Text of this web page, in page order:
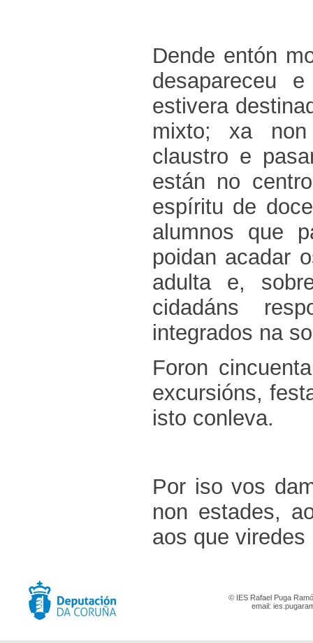
Dende entón
desapareceu
estivera
mixto; xa non
claustro e
están no
espíritu de
alumnos que
poidan acadar
adulta e,
cidadáns
integrados na
Foron
excursións,
isto conleva.
Por iso vos
non estades,
aos que
© IES Rafael Puga
email: